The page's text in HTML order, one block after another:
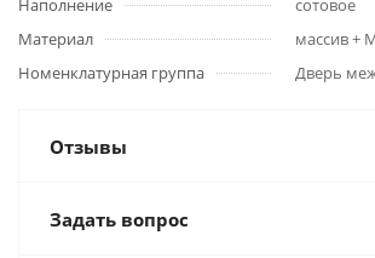
Наполнение
сотовое
Материал
массив +
Номенклатурная группа
Дверь
Отзывы
Задать вопрос